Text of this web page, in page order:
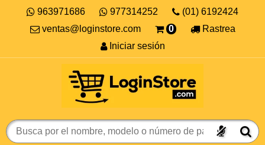
963971686 977314252
(01) 6192424
ventas@loginstore.com
0
Rastrea
Iniciar sesión